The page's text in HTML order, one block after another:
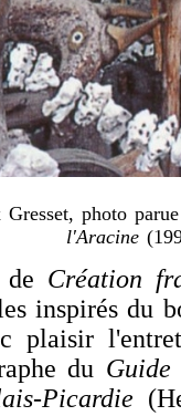
photo
l'Aracine
Création
inspirés du
plaisir
du
Picardie